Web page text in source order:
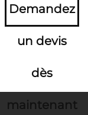
Demandez
un devis
dès
maintenant